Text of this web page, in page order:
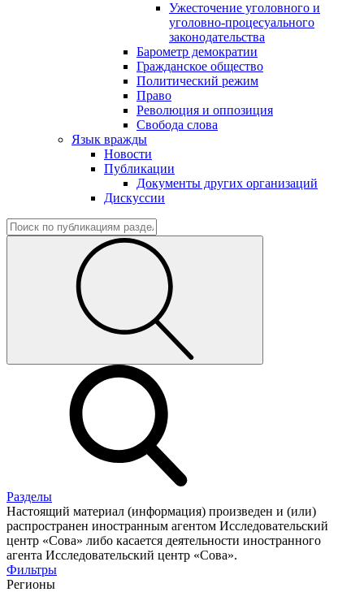
Ужесточение уголовного и
уголовно-процесуального
законодательства
Барометр демократии
Гражданское общество
Политический режим
Право
Революция и оппозиция
Свобода слова
Язык вражды
Новости
Публикации
Документы других организаций
Дискуссии
Разделы
Настоящий материал (информация) произведен и (или)
распространен иностранным агентом Исследовательский
центр «Сова» либо касается деятельности иностранного
агента Исследовательский центр «Сова».
Фильтры
Регионы